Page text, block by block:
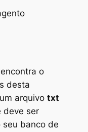
o
desta
arquivo txt
deve ser
seu banco de